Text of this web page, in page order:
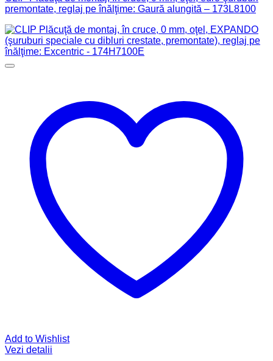
premontate, reglaj pe înălţime: Gaură alungită – 173L8100
Add to Wishlist
Vezi detalii